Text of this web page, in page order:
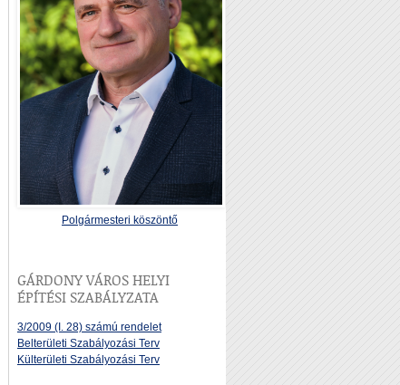
Polgármesteri köszöntő
GÁRDONY VÁROS HELYI
ÉPÍTÉSI SZABÁLYZATA
3/2009 (I. 28) számú rendelet
Belterületi Szabályozási Terv
Külterületi Szabályozási Terv